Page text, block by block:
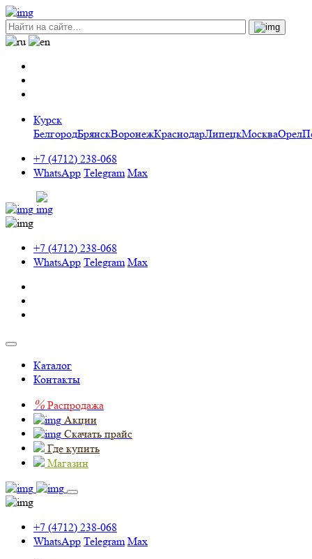
Курск
БелгородБрянскВоронежКраснодарЛипецкМоскваОрел
+7 (4712) 238-068
WhatsApp Telegram Max
+7 (4712) 238-068
WhatsApp Telegram Max
Каталог
Контакты
% Распродажа
Акции
Скачать прайс
Где купить
Магазин
+7 (4712) 238-068
WhatsApp Telegram Max